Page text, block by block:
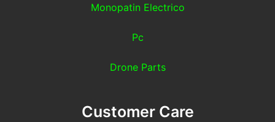
Monopatin Electrico
Pc
Drone Parts
Customer Care